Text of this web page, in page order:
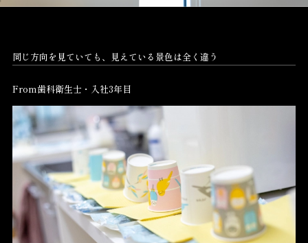
同じ方向を見ていても、見えている景色は全く違う
From歯科衛生士・入社3年目